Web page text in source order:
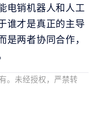
电销机器人和人工
谁才是真正的主导
两者协同合作，
。未经授权，严禁转